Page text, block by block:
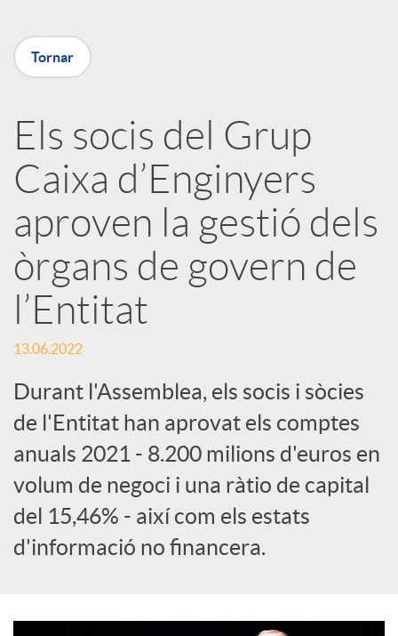
X
r
x
e
s
S
o
c
i
Tornar
Els socis del Grup
Caixa d’Enginyers
aproven la gestió dels
òrgans de govern de
l’Entitat
13.06.2022
Durant l'Assemblea, els socis i sòcies
de l'Entitat han aprovat els comptes
anuals 2021 - 8.200 milions d'euros en
volum de negoci i una ràtio de capital
del 15,46% - així com els estats
d'informació no financera.